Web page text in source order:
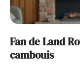
Fan de Land
cambouis